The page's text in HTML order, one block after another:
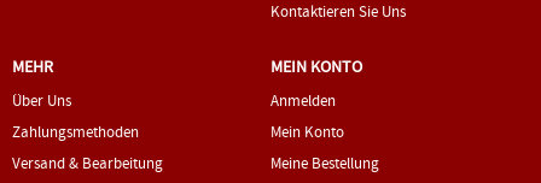
Kontaktieren Sie Uns
MEHR
Über Uns
Zahlungsmethoden
Versand & Bearbeitung
MEIN KONTO
Anmelden
Mein Konto
Meine Bestellung